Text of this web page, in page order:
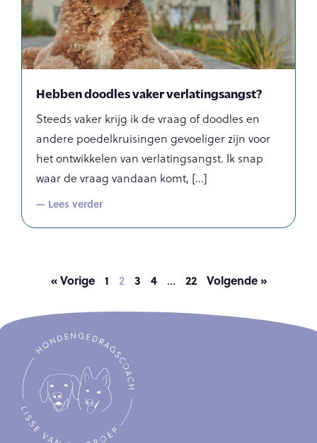
Hebben doodles vaker verlatingsangst?
Steeds vaker krijg ik de vraag of doodles en
andere poedelkruisingen gevoeliger zijn voor
het ontwikkelen van verlatingsangst. Ik snap
waar de vraag vandaan komt,
— Lees verder
« Vorige 1 2 3 4 … 22 Volgende »